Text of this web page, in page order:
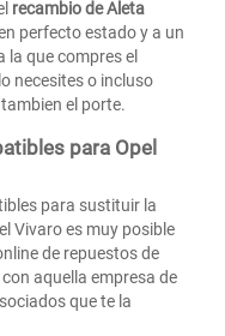
recambio de Aleta
perfecto estado y a un
la que compres el
necesites o incluso
el porte.
para Opel
para sustituir la
Vivaro es muy posible
de repuestos de
aquella empresa de
que te la